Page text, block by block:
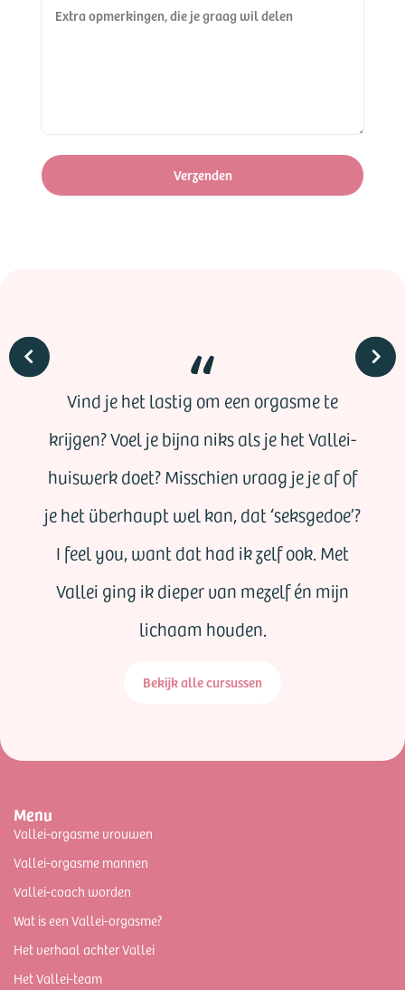
Verzenden
Vind je het lastig om een orgasme te
krijgen? Voel je bijna niks als je het Vallei-
huiswerk doet? Misschien vraag je je af of
je het überhaupt wel kan, dat ‘seksgedoe’?
I feel you, want dat had ik zelf ook. Met
Vallei ging ik dieper van mezelf én mijn
lichaam houden.
Bekijk alle cursussen
Menu
Vallei-orgasme vrouwen
Vallei-orgasme mannen
Vallei-coach worden
Wat is een Vallei-orgasme?
Het verhaal achter Vallei
Het Vallei-team